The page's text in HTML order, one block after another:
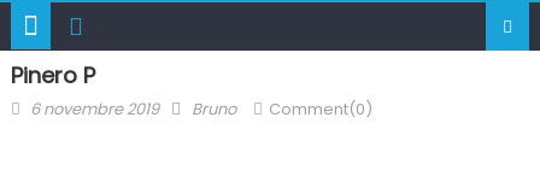
Pinero P
Posted
6 novembre 2019 Author
Bruno Comment(0)